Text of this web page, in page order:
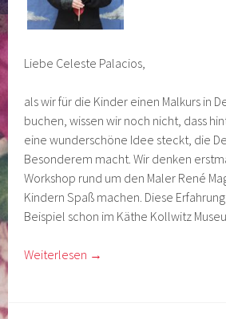
Liebe Celeste Palacios,
als wir für die Kinder einen Malkurs in
buchen, wissen wir noch nicht, dass
eine wunderschöne Idee steckt, die
Besonderem macht. Wir denken
Workshop rund um den Maler René
Kindern Spaß machen. Diese
Beispiel schon im Käthe Kollwitz
Weiterlesen →